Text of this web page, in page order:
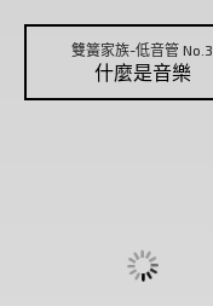
雙簧家族-低音管 No.3
什麼是音樂